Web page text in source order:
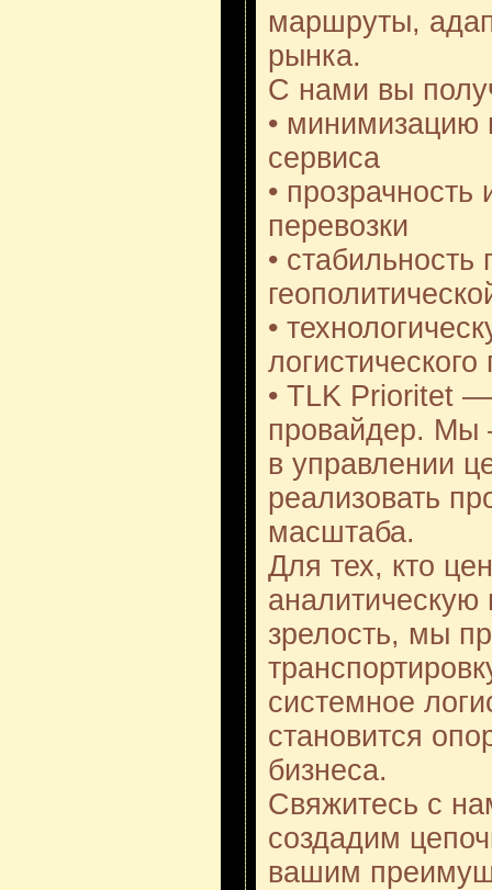
маршруты,
рынка.
С нами вы
• минимизацию
сервиса
• прозрачность
перевозки
•
•
• TLK Prioritet —
провайдер. Мы
в управлении
реализовать
масштаба.
Для тех, кто
аналитическую
зрелость, мы
системное
становится
бизнеса.
Свяжитесь с
создадим
вашим